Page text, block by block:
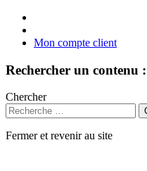
Mon compte client
Rechercher un contenu :
Chercher
Fermer et revenir au site